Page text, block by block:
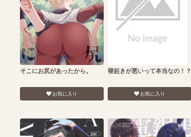
そこにお尻があったから。
お気に入り
寝起きが悪いって本当なの！？
お気に入り